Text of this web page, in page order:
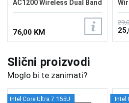
AC1200 Wireless Dual Band
Router
76,00 KM
Slični proizvodi
Moglo bi te zanimati?
Intel Core Ultra 7 155U
Intel